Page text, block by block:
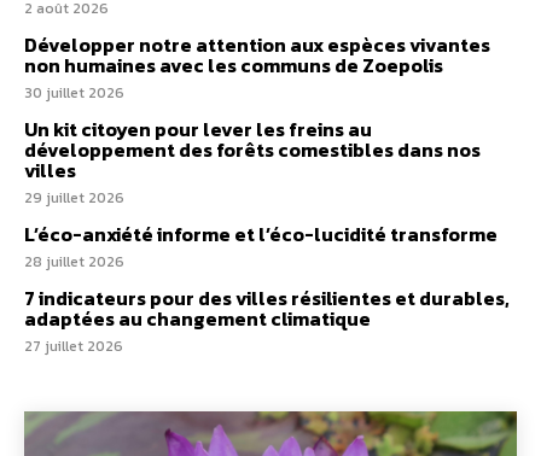
2 août 2026
Développer notre attention aux espèces vivantes
non humaines avec les communs de Zoepolis
30 juillet 2026
Un kit citoyen pour lever les freins au
développement des forêts comestibles dans nos
villes
29 juillet 2026
L’éco-anxiété informe et l’éco-lucidité transforme
28 juillet 2026
7 indicateurs pour des villes résilientes et durables,
adaptées au changement climatique
27 juillet 2026